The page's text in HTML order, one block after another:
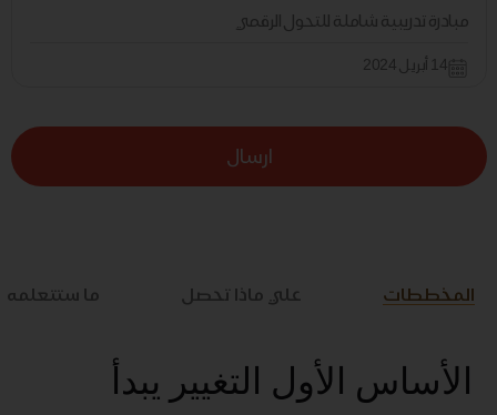
مبادرة تدريبية شاملة للتحول الرقمي
14 أبريل 2024
ارسال
المخططات علي ماذا تحصل ما ستتعلمه
الأساس الأول التغيير يبدأ